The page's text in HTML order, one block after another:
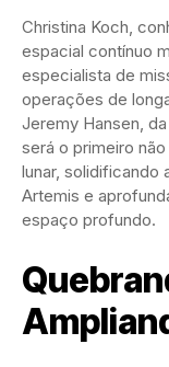
Christina Koch,
espacial contínuo
especialista de
operações de
Jeremy Hansen,
será o primeiro
lunar, solidificando
Artemis e
espaço profundo.